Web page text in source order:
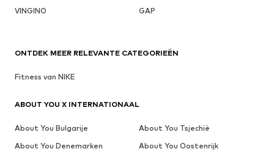
VINGINO
GAP
ONTDEK MEER RELEVANTE CATEGORIEËN
Fitness van NIKE
ABOUT YOU X INTERNATIONAAL
About You Bulgarije
About You Tsjechië
About You Denemarken
About You Oostenrijk